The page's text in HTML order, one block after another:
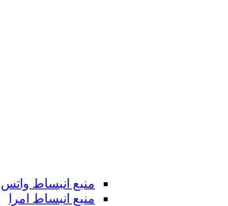
منبع انبساط واتس
منبع انبساط امرا